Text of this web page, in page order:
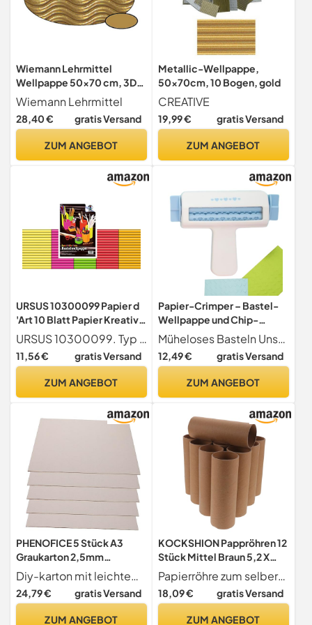
Wiemann Lehrmittel
Wellpappe 50x70 cm, 3D-
Wellkarton zum Basteln
(Gold)
Wiemann Lehrmittel
28,40 € gratis Versand
ZUM ANGEBOT
Metallic-Wellpappe,
50x70cm, 10 Bogen, gold
CREATIVE
19,99 € gratis Versand
ZUM ANGEBOT
URSUS 10300099 Papier d
'Art 10 Blatt Papier Kreative
– Papiere Kreative (Papier d
'Art, 10 Blatt,
Jungen/Mädchen, 260
URSUS 10300099. Typ Papier D 'Art
11,56 € gratis Versand
ZUM ANGEBOT
Papier-Crimper – Bastel-
Wellpappe und Chip-
Maker, manuelles Gerät für
strukturierte Karten,
Geschenkanhänger und
handgefertigter
Müheloses Basteln Unsere vielseitige Papier-Crimper ermöglicht eine flexible Drehung im Uhrzeigersinn oder gegen den Uhrzeigersinn und sorgt für Stabilität während des Gebrauchs. Das bedeutet, dass Sie Papier mühelos und mit Leichtigkeit crimpen können, um jedes Mal perfekte Ergebnisse zu erzielen.
12,49 € gratis Versand
ZUM ANGEBOT
PHENOFICE 5 Stück A3
Graukarton 2,5mm
Doppelseitig Bemalbar
Langlebig Bastelmaterial
für Kinder Selbstgemacht
Diy-karton mit leichtem und tragbarem design, das sie überallhin mitnehmen können, kraftkartonpapier
24,79 € gratis Versand
ZUM ANGEBOT
KOCKSHION Pappröhren 12
Stück Mittel Braun 5,2 X
15cm Bastelpapierrolle
Selbstgemacht
Bastelbedarf Kinder
Papierröhre zum selbermachen hochwertigem papiermaterial, ideal für kinder, um ihrer kreativität ausdruck zu verleihen, papierröhren-bastelarbeit
18,09 € gratis Versand
ZUM ANGEBOT